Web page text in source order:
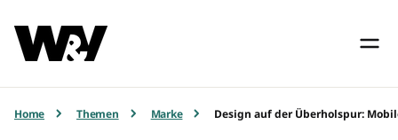
Home Themen Marke Design auf der Überholspur: